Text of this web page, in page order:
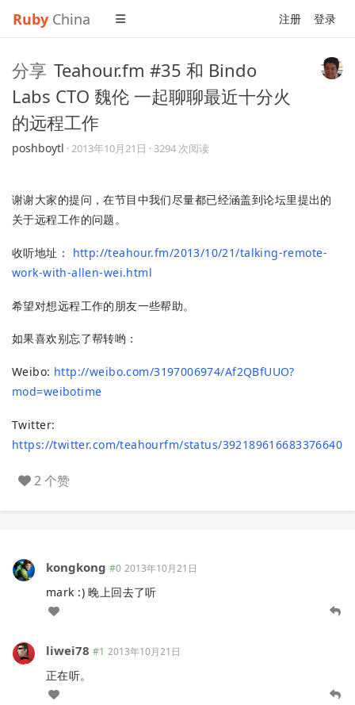
Ruby China 注册 登录
分享 Teahour.fm #35 和 Bindo
Labs CTO 魏伦 一起聊聊最近十分火
的远程工作
poshboytl ·2013年10月21日 · 3294 次阅读
谢谢大家的提问，在节目中我们尽量都已经涵盖到论坛里提出的
关于远程工作的问题。
收听地址： http://teahour.fm/2013/10/21/talking-remote-
work-with-allen-wei.html
希望对想远程工作的朋友一些帮助。
如果喜欢别忘了帮转哟：
Weibo: http://weibo.com/3197006974/Af2QBfUUO?
mod=weibotime
Twitter:
https://twitter.com/teahourfm/status/392189616683376640
2 个赞
kongkong #0 2013年10月21日
mark :) 晚上回去了听
liwei78 #1 2013年10月21日
正在听。